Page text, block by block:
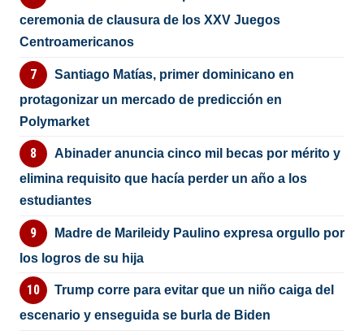
ceremonia de clausura de los XXV Juegos
Centroamericanos
Santiago Matías, primer dominicano en
protagonizar un mercado de predicción en
Polymarket
Abinader anuncia cinco mil becas por mérito y
elimina requisito que hacía perder un año a los
estudiantes
Madre de Marileidy Paulino expresa orgullo por
los logros de su hija
Trump corre para evitar que un niño caiga del
escenario y enseguida se burla de Biden